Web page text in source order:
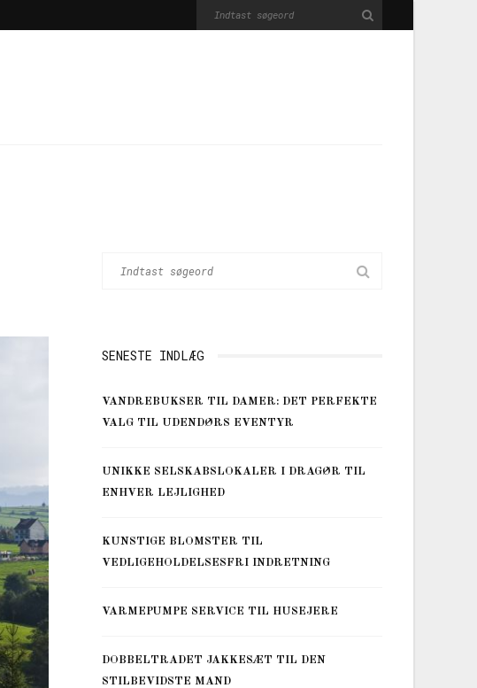
SENESTE INDLÆG
VANDREBUKSER TIL DAMER: DET PERFEKTE
VALG TIL UDENDØRS EVENTYR
UNIKKE SELSKABSLOKALER I DRAGØR TIL
ENHVER LEJLIGHED
KUNSTIGE BLOMSTER TIL
VEDLIGEHOLDELSESFRI INDRETNING
VARMEPUMPE SERVICE TIL HUSEJERE
DOBBELTRADET JAKKESÆT TIL DEN
STILBEVIDSTE MAND